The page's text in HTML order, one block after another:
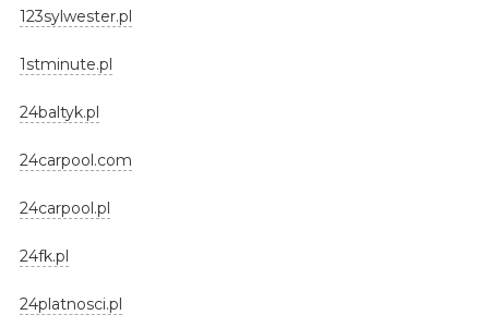
123sylwester.pl
1stminute.pl
24baltyk.pl
24carpool.com
24carpool.pl
24fk.pl
24platnosci.pl